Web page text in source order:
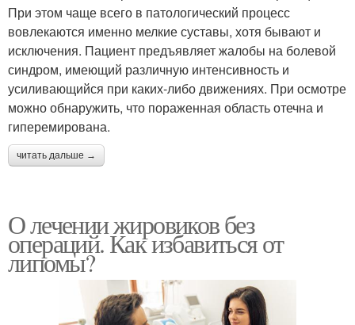
При этом чаще всего в патологический процесс
вовлекаются именно мелкие суставы, хотя бывают и
исключения. Пациент предъявляет жалобы на болевой
синдром, имеющий различную интенсивность и
усиливающийся при каких-либо движениях. При осмотре
можно обнаружить, что пораженная область отечна и
гиперемирована.
читать дальше →
О лечении жировиков без
операций. Как избавиться от
липомы?